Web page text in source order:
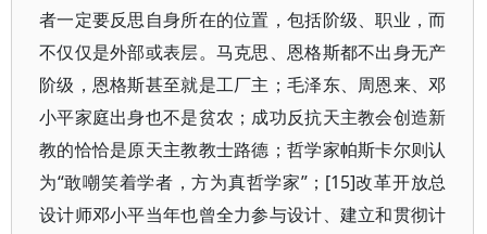
者一定要反思自身所在的位置，包括阶级、职业，而
不仅仅是外部或表层。马克思、恩格斯都不出身无产
阶级，恩格斯甚至就是工厂主；毛泽东、周恩来、邓
小平家庭出身也不是贫农；成功反抗天主教会创造新
教的恰恰是原天主教教士路德；哲学家帕斯卡尔则认
为“敢嘲笑着学者，方为真哲学家”；[15]改革开放总
设计师邓小平当年也曾全力参与设计、建立和贯彻计